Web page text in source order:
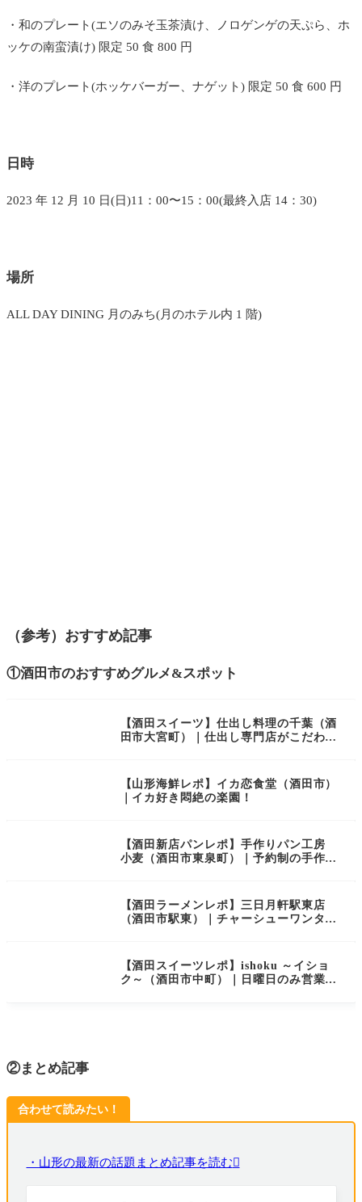
・和のプレート(エソのみそ玉茶漬け、ノロゲンゲの天ぷら、ホ
ッケの南蛮漬け) 限定 50 食 800 円
・洋のプレート(ホッケバーガー、ナゲット) 限定 50 食 600 円
日時
2023 年 12 月 10 日(日)11：00〜15：00(最終入店 14：30)
場所
ALL DAY DINING 月のみち(月のホテル内 1 階)
（参考）おすすめ記事
①酒田市のおすすめグルメ&スポット
【酒田スイーツ】仕出し料理の千葉（酒
田市大宮町）｜仕出し専門店がこだわり
いサンドも！？
【山形海鮮レポ】イカ恋食堂（酒田市）
｜イカ好き悶絶の楽園！
【酒田新店パンレポ】手作りパン工房
小麦（酒田市東泉町）｜予約制の手作り
【酒田ラーメンレポ】三日月軒駅東店
（酒田市駅東）｜チャーシューワンタン
【酒田スイーツレポ】ishoku ～イショ
ク～（酒田市中町）｜日曜日のみ営業の
②まとめ記事
合わせて読みたい！
・山形の最新の話題まとめ記事を読む